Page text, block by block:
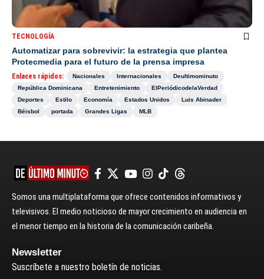
TECNOLOGÍA
Automatizar para sobrevivir: la estrategia que plantea
Protecmedia para el futuro de la prensa impresa
Enlaces rápidos: Nacionales Internacionales
Deultimominuto
República Dominicana
Entretenimiento
ElPeriódicodelaVerdad
Deportes
Estilo Economía Estados Unidos
Luis Abinader
Béisbol
portada Grandes Ligas MLB
Somos una multiplataforma que ofrece contenidos informativos y
televisivos. El medio noticioso de mayor crecimiento en audiencia en
el menor tiempo en la historia de la comunicación caribeña.
Newsletter
Suscríbete a nuestro boletín de noticias.